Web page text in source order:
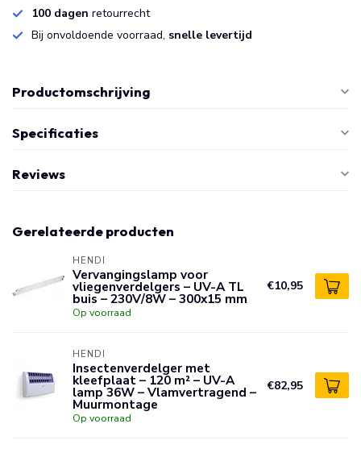
100 dagen retourrecht
Bij onvoldoende voorraad, snelle levertijd
Productomschrijving
Specificaties
Reviews
Gerelateerde producten
HENDI
Vervangingslamp voor
vliegenverdelgers – UV-A TL
buis – 230V/8W – 300x15 mm
Op voorraad
€10,95
HENDI
Insectenverdelger met
kleefplaat – 120 m² – UV-A
lamp 36W – Vlamvertragend –
Muurmontage
Op voorraad
€82,95